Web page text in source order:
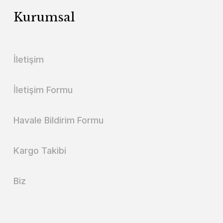
Kurumsal
İletişim
İletişim Formu
Havale Bildirim Formu
Kargo Takibi
Biz